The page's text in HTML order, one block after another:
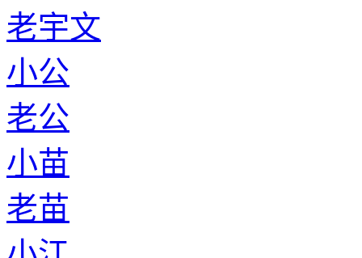
老宇文
小公
老公
小苗
老苗